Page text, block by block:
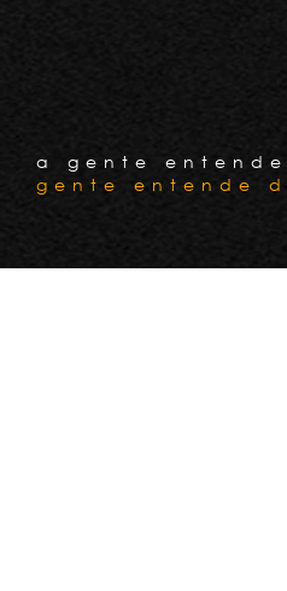
a gente
gente entende